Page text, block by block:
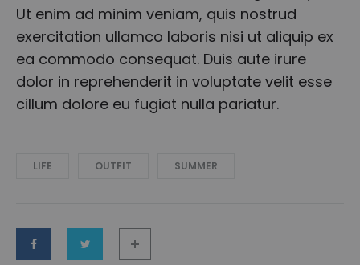
Ut enim ad minim veniam, quis nostrud
exercitation ullamco laboris nisi ut aliquip ex
ea commodo consequat. Duis aute irure
dolor in reprehenderit in voluptate velit esse
cillum dolore eu fugiat nulla pariatur.
LIFE OUTFIT SUMMER